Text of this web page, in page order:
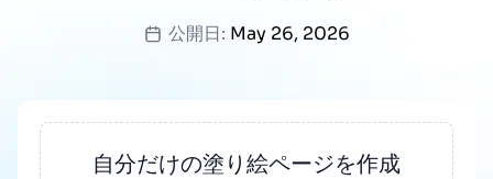
公開日: May 26, 2026
自分だけの塗り絵ページを作成